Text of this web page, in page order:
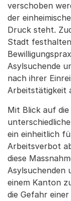
verschoben
der
Druck steht.
Stadt
Asylsuchende
nach ihrer
Arbeitstätigkeit
Mit Blick auf
ein einheitlich
Arbeitsverbot
diese
Asylsuchenden
einem Kanton
die Gefahr